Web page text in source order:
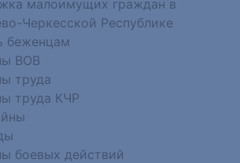
малоимущих граждан в
Черкесской Республике
беженцам
ВОВ
труда
труда КЧР
боевых действий